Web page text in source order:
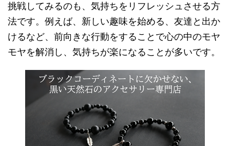
挑戦してみるのも、気持ちをリフレッシュさせる方
法です。例えば、新しい趣味を始める、友達と出か
けるなど、前向きな行動をすることで心の中のモヤ
モヤを解消し、気持ちが楽になることが多いです。